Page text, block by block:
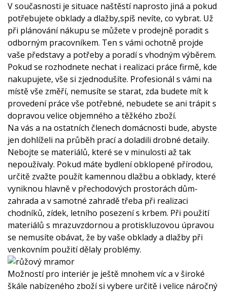
V současnosti je situace naštěstí naprosto jiná a pokud
potřebujete obklady a dlažby,spíš nevíte, co vybrat. Už
při plánování nákupu se můžete v prodejně poradit s
odborným pracovníkem. Ten s vámi ochotně projde
vaše představy a potřeby a poradí s vhodným výběrem.
Pokud se rozhodnete nechat i realizaci práce firmě, kde
nakupujete, vše si zjednodušíte. Profesionál s vámi na
místě vše změří, nemusíte se starat, zda budete mít k
provedení práce vše potřebné, nebudete se ani trápit s
dopravou velice objemného a těžkého zboží.
Na vás a na ostatních členech domácnosti bude, abyste
jen dohlíželi na průběh prací a doladili drobné detaily.
Nebojte se materiálů, které se v minulosti až tak
nepoužívaly. Pokud máte bydlení obklopené přírodou,
určitě zvažte použít kamennou dlažbu a obklady, které
vyniknou hlavně v přechodových prostorách dům-
zahrada a v samotné zahradě třeba při realizaci
chodníků, zídek, letního posezení s krbem. Při použití
materiálů s mrazuvzdornou a protiskluzovou úpravou
se nemusíte obávat, že by vaše obklady a dlažby při
venkovním použití dělaly problémy.
Možností pro interiér je ještě mnohem víc a v široké
škále nabízeného zboží si vybere určitě i velice náročný